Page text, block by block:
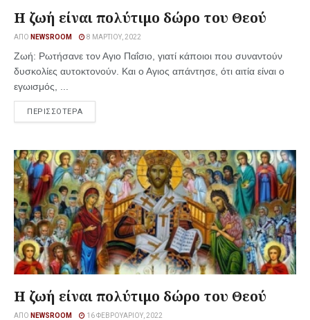
Η ζωή είναι πολύτιμο δώρο του Θεού
ΑΠΌ NEWSROOM 8 ΜΑΡΤΊΟΥ, 2022
Ζωή: Ρωτήσανε τον Αγιο Παΐσιο, γιατί κάποιοι που συναντούν
δυσκολίες αυτοκτονούν. Και ο Αγιος απάντησε, ότι αιτία είναι ο
εγωισμός, ...
ΠΕΡΙΣΣΟΤΕΡΑ
Η ζωή είναι πολύτιμο δώρο του Θεού
ΑΠΌ NEWSROOM 16 ΦΕΒΡΟΥΑΡΊΟΥ, 2022